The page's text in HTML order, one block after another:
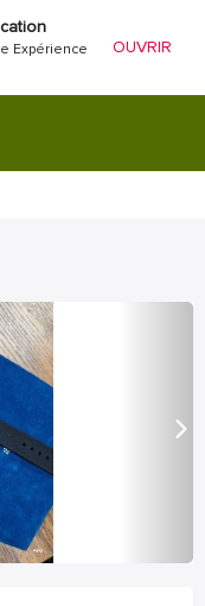
Expérience
OUVRIR